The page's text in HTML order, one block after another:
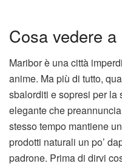
Cosa vedere
Maribor è una città
anime. Ma più di tutto,
sbalorditi e sopresi per la
elegante che
stesso tempo mantiene
prodotti naturali un po’
padrone. Prima di dirvi